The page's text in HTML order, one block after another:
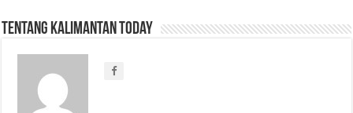
Tentang Kalimantan Today